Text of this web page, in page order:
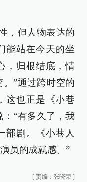
，但人物表达的
能站在今天的坐
，归根结底，情
”通过跨时空的
这也正是《小巷
：“有多久了，我
部剧。《小巷人
员的成就感。”
[ 责编：张晓荣 ]